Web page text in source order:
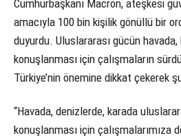
Cumhurbaşkanı Macron, ateşkesi
amacıyla 100 bin kişilik gönüllü bir
duyurdu. Uluslararası gücün
konuşlanması için çalışmaların
Türkiye’nin önemine dikkat çekerek
“Havada, denizlerde, karada
konuşlanması için çalışmalarımıza